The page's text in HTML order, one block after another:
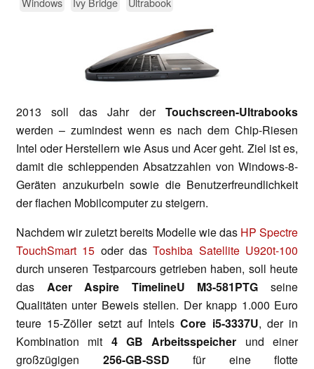
2013 soll das Jahr der Touchscreen-Ultrabooks
werden – zumindest wenn es nach dem Chip-Riesen
Intel oder Herstellern wie Asus und Acer geht. Ziel ist es,
damit die schleppenden Absatzzahlen von Windows-8-
Geräten anzukurbeln sowie die Benutzerfreundlichkeit
der flachen Mobilcomputer zu steigern.
Nachdem wir zuletzt bereits Modelle wie das HP Spectre
TouchSmart 15 oder dasToshiba Satellite U920t-100
durch unseren Testparcours getrieben haben, soll heute
das Acer Aspire TimelineU M3-581PTG seine
Qualitäten unter Beweis stellen. Der knapp 1.000 Euro
teure 15-Zöller setzt auf IntelsCore i5-3337U, der in
Kombination mit 4 GB Arbeitsspeicher und einer
großzügigen 256-GB-SSD für eine flotte